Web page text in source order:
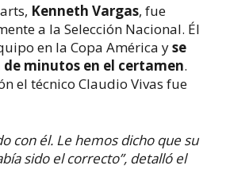
Kenneth Vargas, fue
a la Selección Nacional. Él
en la Copa América yse
minutos en el certamen.
el técnico Claudio Vivas fue
con él. Le hemos dicho que su
sido el correcto”, detalló el